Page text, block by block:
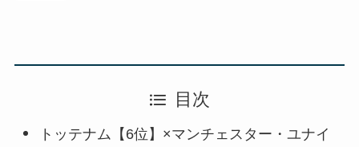
目次
トッテナム【6位】×マンチェスター・ユナイ